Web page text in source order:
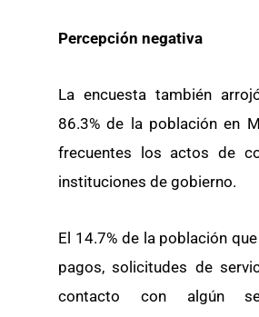
Percepción negativa
La encuesta también
86.3% de la población en
frecuentes los actos de
instituciones de gobierno.
El 14.7% de la población
pagos, solicitudes de
contacto con algún